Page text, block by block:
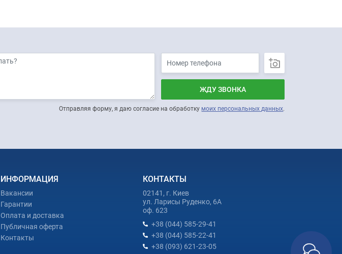
ЖДУ ЗВОНКА
Отправляя форму, я даю согласие на обработку моих персональных данных.
ИНФОРМАЦИЯ
Вакансии
Гарантии
Оплата и доставка
Публичная оферта
Контакты
КОНТАКТЫ
02141, г. Киев
ул. Ларисы Руденко, 6А
оф. 623
+38 (044) 585-29-41
+38 (044) 585-22-41
+38 (093) 621-23-05